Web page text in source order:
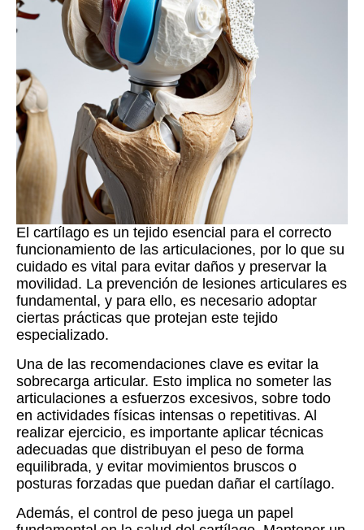
El cartílago es un tejido esencial para el correcto
funcionamiento de las articulaciones, por lo que su
cuidado es vital para evitar daños y preservar la
movilidad. La prevención de lesiones articulares es
fundamental, y para ello, es necesario adoptar
ciertas prácticas que protejan este tejido
especializado.
Una de las recomendaciones clave es evitar la
sobrecarga articular. Esto implica no someter las
articulaciones a esfuerzos excesivos, sobre todo
en actividades físicas intensas o repetitivas. Al
realizar ejercicio, es importante aplicar técnicas
adecuadas que distribuyan el peso de forma
equilibrada, y evitar movimientos bruscos o
posturas forzadas que puedan dañar el cartílago.
Además, el control de peso juega un papel